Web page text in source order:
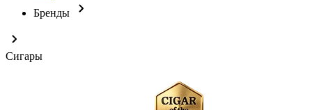
Бренды
Сигары